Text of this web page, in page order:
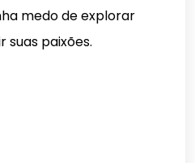
medo de explorar
suas paixões.